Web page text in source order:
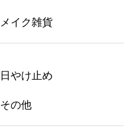
メイク雑貨
日やけ止め
その他